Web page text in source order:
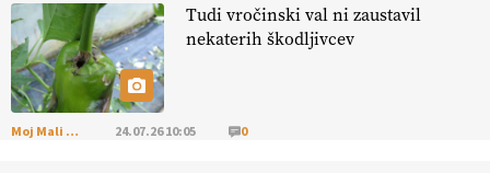
KMETIJSKA LIGA PRVAKOV: POMLADITEV
KMETIJSKE EKIPE
KMETIJSKA LIGA PRVAKOV: UKRAJINA vs.
EVROPA
Tudi vročinski val ni zaustavil
nekaterih škodljivcev
Moj Mali Svet 24.07.26 10:05 0